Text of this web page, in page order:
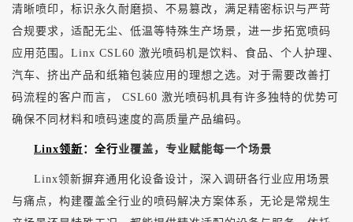
清晰喷印，标识永久耐磨损、不易篡改，满足精密标识与严苛
合规要求，适配无尘、低温等特殊生产场景，进一步拓宽喷码
应用范围。 Linx CSL60 激光喷码机是饮料、食品、个人护理、
汽车、挤出产品和纸箱包装应用的理想之选。对于需要改善打
码流程的客户而言， CSL60 激光喷码机具有许多独特的优势可
确保不同材料和喷码速度的高质量产品编码。
Linx领新 ：全行业覆盖，专业赋能每一个场景
Linx领新摒弃通用化设备设计，深入调研各行业应用场景
与痛点，构建覆盖全行业的喷码解决方案体系，无论是常规生